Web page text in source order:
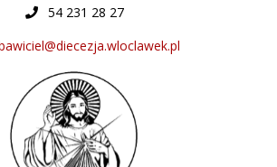
54 231 28 27